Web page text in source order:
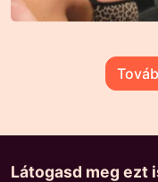
Látogasd meg ezt